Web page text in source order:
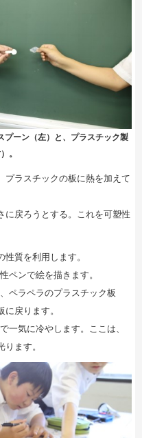
プーン（左）と、プラスチック製
。
プラスチックの板に熱を加えて
に戻ろうとする。これを可塑性
性質を利用します。
ンで絵を描きます。
ペラペラのプラスチック板
戻ります。
気に冷やします。ここは、
ます。